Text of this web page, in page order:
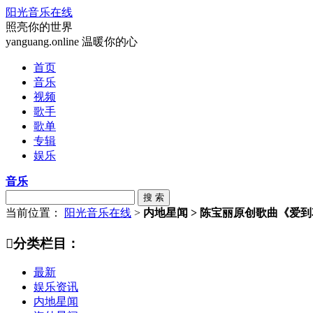
阳光音乐在线
照亮你的世界
yanguang.online 温暖你的心
首页
音乐
视频
歌手
歌单
专辑
娱乐
音乐
搜 索
当前位置： 阳光音乐在线 > 内地星闻 > 陈宝丽原创歌曲《爱
分类栏目：
最新
娱乐资讯
内地星闻